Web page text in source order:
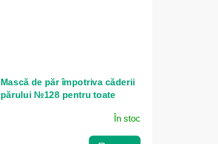
Mască de păr împotriva căderii
părului №128 pentru toate
În stoc